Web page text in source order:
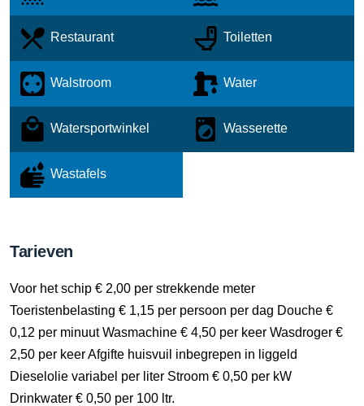
Restaurant Toiletten
Walstroom Water
Watersportwinkel Wasserette
Wastafels
Tarieven
Voor het schip € 2,00 per strekkende meter
Toeristenbelasting € 1,15 per persoon per dag Douche €
0,12 per minuut Wasmachine € 4,50 per keer Wasdroger €
2,50 per keer Afgifte huisvuil inbegrepen in liggeld
Dieselolie variabel per liter Stroom € 0,50 per kW
Drinkwater € 0,50 per 100 ltr.